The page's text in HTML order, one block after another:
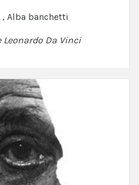
, Alba banchetti
Da Vinci